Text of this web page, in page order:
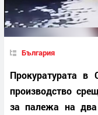
България
Прокуратурата в
производство
за палежа на два